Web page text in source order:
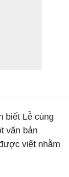
biết Lễ cúng
văn bản
viết nhằm